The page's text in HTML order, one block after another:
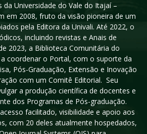
da Universidade do Vale do Itajaí –
em 2008, fruto da visão pioneira de um
pela Editora da Univali. Até 2022, o
incluindo revistas e Anais de
2023, a Biblioteca Comunitária do
coordenar o Portal, com o suporte da
Pós-Graduação, Extensão e Inovação
com um Comitê Editorial. Seu
a produção científica de docentes e
dos Programas de Pós-graduação.
facilitado, visibilidade e apoio aos
com 20 deles atualmente hospedados,